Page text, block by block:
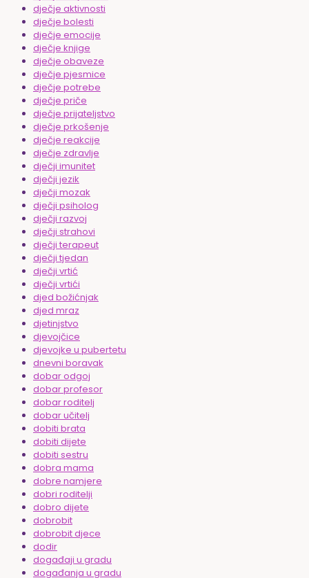
dječje aktivnosti
dječje bolesti
dječje emocije
dječje knjige
dječje obaveze
dječje pjesmice
dječje potrebe
dječje priče
dječje prijateljstvo
dječje prkošenje
dječje reakcije
dječje zdravlje
dječji imunitet
dječji jezik
dječji mozak
dječji psiholog
dječji razvoj
dječji strahovi
dječji terapeut
dječji tjedan
dječji vrtić
dječji vrtići
djed božićnjak
djed mraz
djetinjstvo
djevojčice
djevojke u pubertetu
dnevni boravak
dobar odgoj
dobar profesor
dobar roditelj
dobar učitelj
dobiti brata
dobiti dijete
dobiti sestru
dobra mama
dobre namjere
dobri roditelji
dobro dijete
dobrobit
dobrobit djece
dodir
događaji u gradu
događanja u gradu